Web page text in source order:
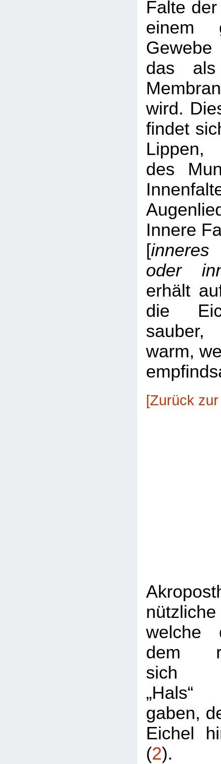
Falte
einem
das als
wird.
findet
Lippen,
des
Innere
[
oder
erhält
die
warm,
[Zurück
welche
dem
sich
„Hals“
gaben,
Eichel
(2).